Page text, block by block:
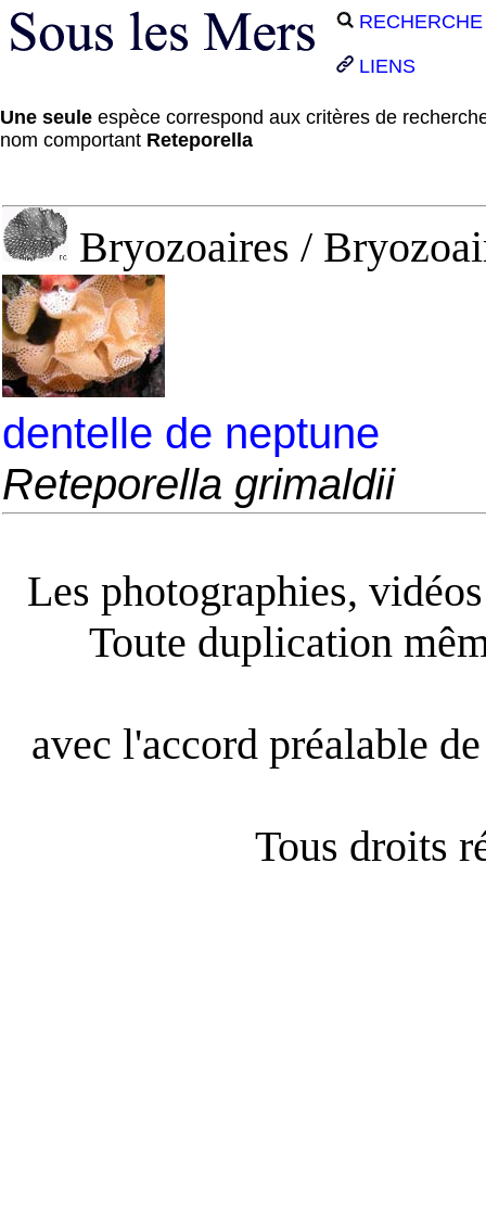
RECHERCHE
LIENS
Une seule espèce correspond aux critères de
nom comportant Reteporella
Bryozoaires /
dentelle de neptune
Reteporella grimaldii
Les photographies,
Toute duplication
avec l'accord préalable
Tous droits